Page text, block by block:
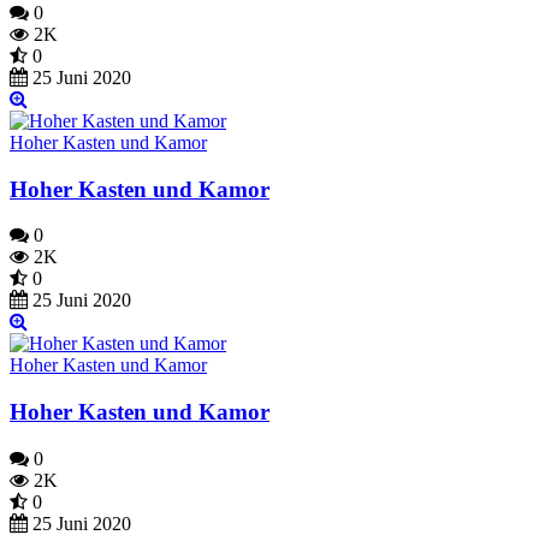
0
2K
0
25 Juni 2020
Hoher Kasten und Kamor
Hoher Kasten und Kamor
0
2K
0
25 Juni 2020
Hoher Kasten und Kamor
Hoher Kasten und Kamor
0
2K
0
25 Juni 2020